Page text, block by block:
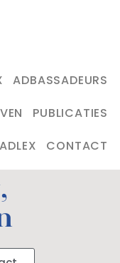
ADBASSADEURS
PUBLICATIES
CONTACT